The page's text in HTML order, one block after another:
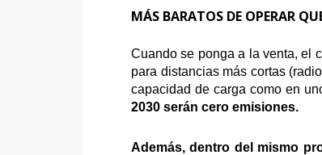
MÁS BARATOS DE OPERAR
Cuando se ponga a la venta, el
para distancias más cortas
capacidad de carga como en
2030 serán cero emisiones.
Además, dentro del mismo